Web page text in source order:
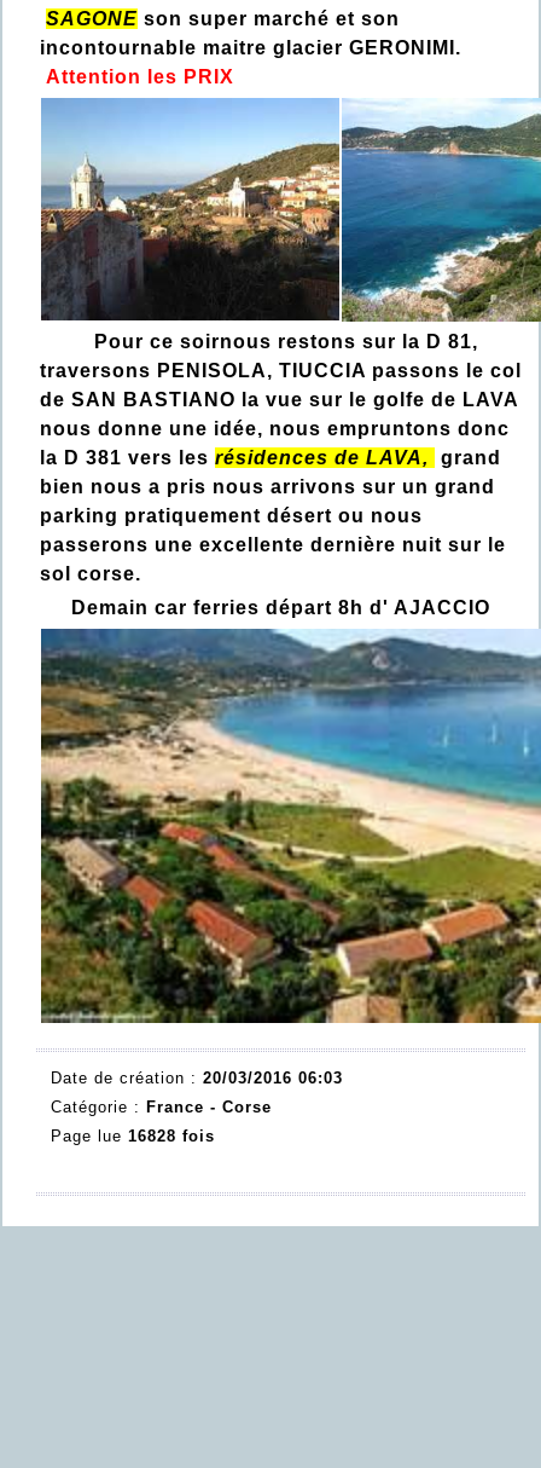
SAGONE son super marché et son
incontournable maitre glacier GERONIMI.
Attention les PRIX
Pour ce soirnous restons sur la D 81,
traversons PENISOLA, TIUCCIA passons le col
de SAN BASTIANO la vue sur le golfe de LAVA
nous donne une idée, nous empruntons donc
la D 381 vers les résidences de LAVA,
grand
bien nous a pris nous arrivons sur un grand
parking pratiquement désert ou nous
passerons une excellente dernière nuit sur le
sol corse.
Demain car ferries départ 8h d' AJACCIO
Date de création : 20/03/2016 06:03
Catégorie : France - Corse
Page lue 16828 fois